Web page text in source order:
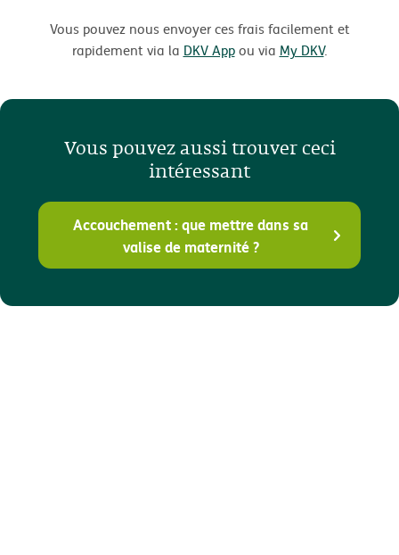
Vous pouvez nous envoyer ces frais facilement et
rapidement via la DKV Appou via My DKV.
Vous pouvez aussi trouver ceci
intéressant
Accouchement : que mettre dans sa
valise de maternité ?